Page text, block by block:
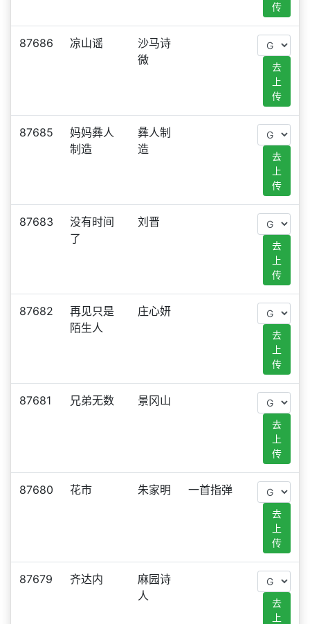
传
87686 凉山谣
沙马诗
微
去
上
传
87685
妈妈彝人
制造
彝人制
造
去
上
传
87683
没有时间
了
刘晋
去
上
传
87682
再见只是
陌生人
庄心妍
去
上
传
87681 兄弟无数 景冈山
去
上
传
87680 花市 朱家明 一首指弹
去
上
传
87679 齐达内
麻园诗
人
去
上